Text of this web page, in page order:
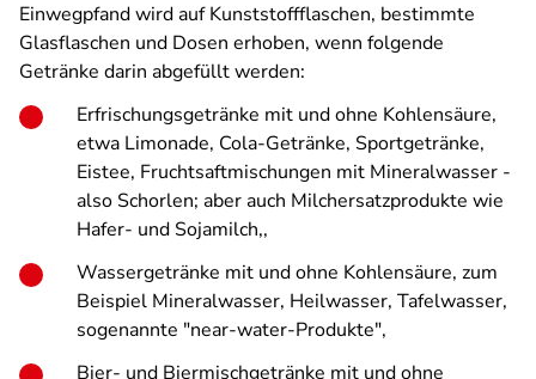
Einwegpfand wird auf Kunststoffflaschen, bestimmte
Glasflaschen und Dosen erhoben, wenn folgende
Getränke darin abgefüllt werden:
Erfrischungsgetränke mit und ohne Kohlensäure,
etwa Limonade, Cola-Getränke, Sportgetränke,
Eistee, Fruchtsaftmischungen mit Mineralwasser -
also Schorlen; aber auch Milchersatzprodukte wie
Hafer- und Sojamilch,,
Wassergetränke mit und ohne Kohlensäure, zum
Beispiel Mineralwasser, Heilwasser, Tafelwasser,
sogenannte "near-water-Produkte",
Bier- und Biermischgetränke mit und ohne